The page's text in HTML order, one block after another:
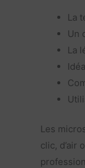
La
Un
La
Les
clic, d’air